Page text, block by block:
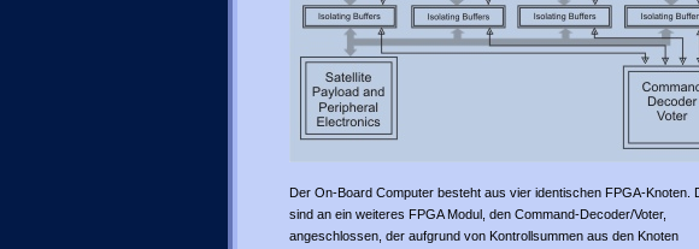
Der On-Board Computer besteht aus vier identischen FPGA-Knoten.
sind an ein weiteres FPGA Modul, den Command-Decoder/Voter,
angeschlossen, der aufgrund von Kontrollsummen aus den Knoten